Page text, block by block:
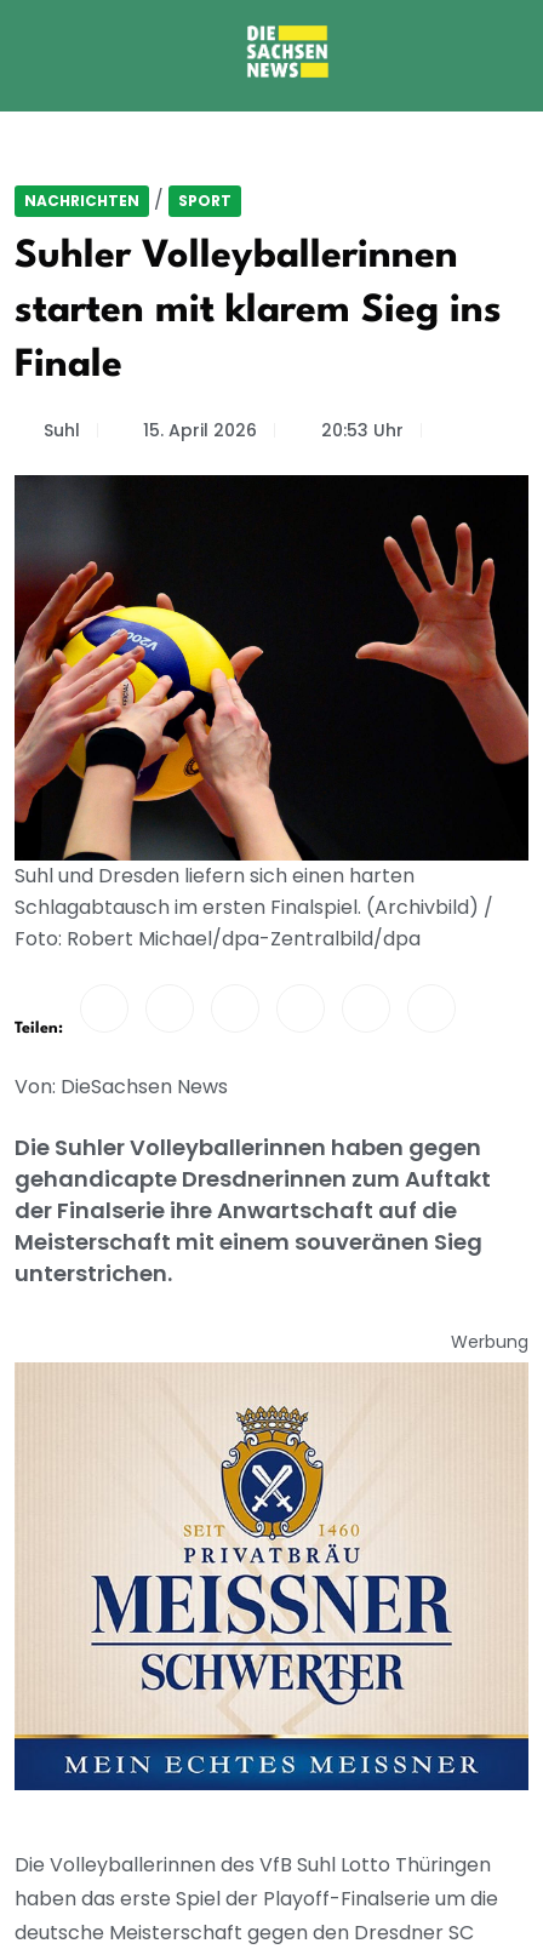
NACHRICHTEN / SPORT
Suhler Volleyballerinnen
starten mit klarem Sieg ins
Finale
Suhl 15. April 2026 20:53 Uhr
Suhl und Dresden liefern sich einen harten
Schlagabtausch im ersten Finalspiel. (Archivbild) /
Foto: Robert Michael/dpa-Zentralbild/dpa
Teilen:
Von: DieSachsen News
Die Suhler Volleyballerinnen haben gegen
gehandicapte Dresdnerinnen zum Auftakt
der Finalserie ihre Anwartschaft auf die
Meisterschaft mit einem souveränen Sieg
unterstrichen.
Werbung
Die Volleyballerinnen des VfB Suhl Lotto Thüringen
haben das erste Spiel der Playoff-Finalserie um die
deutsche Meisterschaft gegen den Dresdner SC